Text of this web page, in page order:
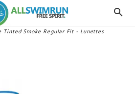
search
Tinted Smoke Regular Fit - Lunettes